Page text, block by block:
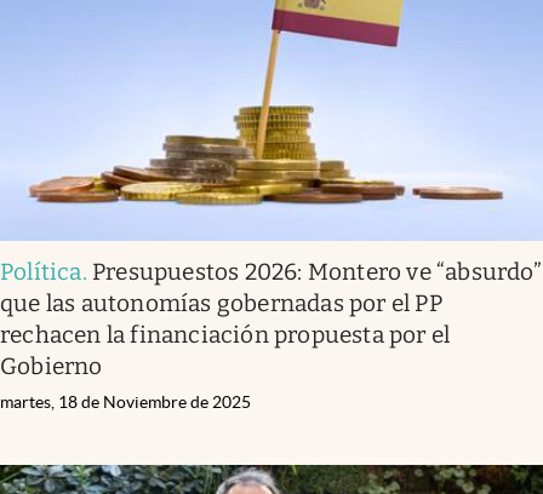
Política. Presupuestos 2026: Montero ve “absurdo”
que las autonomías gobernadas por el PP
rechacen la financiación propuesta por el
Gobierno
martes, 18 de Noviembre de 2025